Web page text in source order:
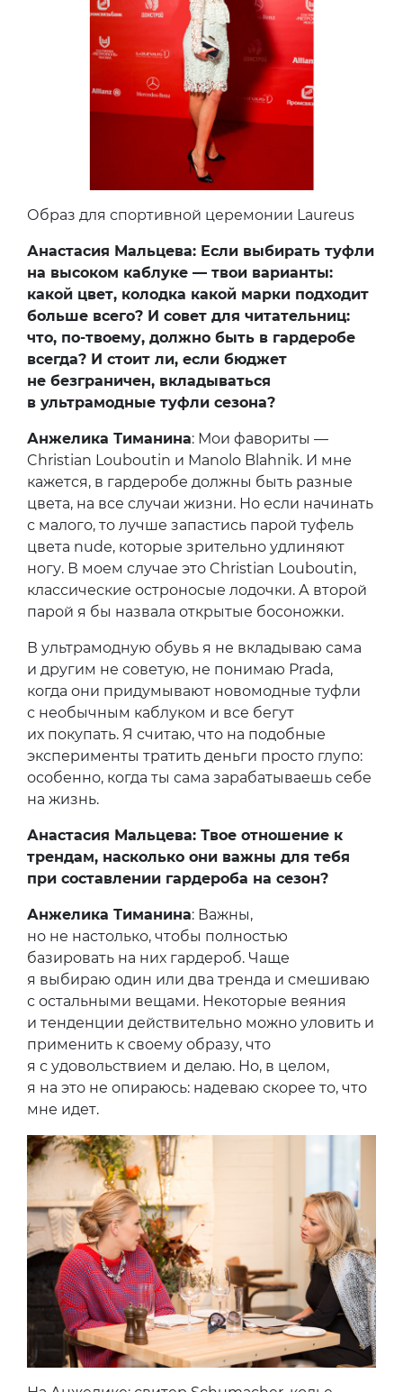
Образ для спортивной церемонии Laureus
Анастасия Мальцева: Если выбирать туфли
на высоком каблуке — твои варианты:
какой цвет, колодка какой марки подходит
больше всего? И совет для читательниц:
что, по-твоему, должно быть в гардеробе
всегда? И стоит ли, если бюджет
не безграничен, вкладываться
в ультрамодные туфли сезона?
Анжелика Тиманина: Мои фавориты —
Christian Louboutin и Manolo Blahnik. И мне
кажется, в гардеробе должны быть разные
цвета, на все случаи жизни. Но если начинать
с малого, то лучше запастись парой туфель
цвета nude, которые зрительно удлиняют
ногу. В моем случае это Christian Louboutin,
классические остроносые лодочки. А второй
парой я бы назвала открытые босоножки.
В ультрамодную обувь я не вкладываю сама
и другим не советую, не понимаю Prada,
когда они придумывают новомодные туфли
с необычным каблуком и все бегут
их покупать. Я считаю, что на подобные
эксперименты тратить деньги просто глупо:
особенно, когда ты сама зарабатываешь себе
на жизнь.
Анастасия Мальцева: Твое отношение к
трендам, насколько они важны для тебя
при составлении гардероба на сезон?
Анжелика Тиманина: Важны,
но не настолько, чтобы полностью
базировать на них гардероб. Чаще
я выбираю один или два тренда и смешиваю
с остальными вещами. Некоторые веяния
и тенденции действительно можно уловить и
применить к своему образу, что
я с удовольствием и делаю. Но, в целом,
я на это не опираюсь: надеваю скорее то, что
мне идет.